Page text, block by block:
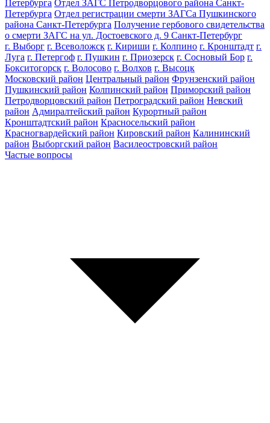
Петербурга Отдел ЗАГС Петродворцового района Санкт-
Петербурга Отдел регистрации смерти ЗАГСа Пушкинского
района Санкт-Петербурга Получение гербового свидетельства
о смерти ЗАГС на ул. Достоевского д. 9 Санкт-Петербург
г. Выборг г. Всеволожск г. Кириши г. Колпино г. Кронштадт г.
Луга г. Петергоф г. Пушкин г. Приозерск г. Сосновый Бор г.
Бокситогорск г. Волосово г. Волхов г. Высоцк
Московский район Центральный район Фрунзенский район
Пушкинский район Колпинский район Приморский район
Петродворцовский район Петроградский район Невский
район Адмиралтейский район Курортный район
Кронштадтский район Красносельский район
Красногвардейский район Кировский район Калининский
район Выборгский район Василеостровский район
Частые вопросы